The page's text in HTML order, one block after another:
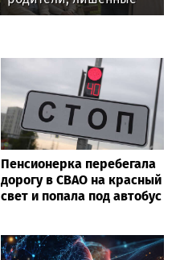
прав, не могут
Пенсионерка перебегала
дорогу в СВАО на красный
свет и попала под автобус